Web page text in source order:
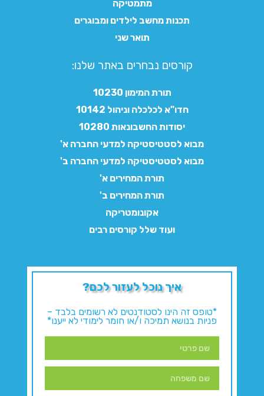
מתמטיקה
תכנות מחשב לילדים ומבוגרים
תואר שני
קורסים נבחרים באתר שלנו:​
תורת המימון 10230
חדו"א לכלכלה וניהול 10142
יסודות החשבונאות 10280
מבוא לסטטיסטיקה למדעי החברה א'
מבוא לסטטיסטיקה למדעי החברה ב'
תורת המחירים א'
תורת המחירים ב'
אקונומטריקה
ועוד שלל קורסים רבים
איך נוכל לעזור לכם?
*טופס זה הינו לסטודנטים לא רשומים בלבד –
פניות בנושא תמיכה ו/או חומר לימודי לא ייענו*